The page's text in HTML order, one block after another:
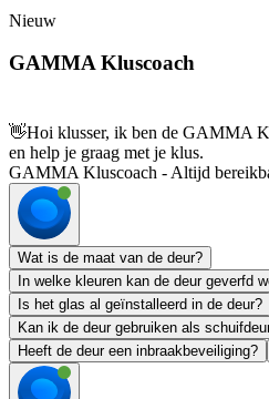
Nieuw
GAMMA Kluscoach
👋Hoi klusser, ik ben de GAMMA
en help je graag met je klus.
GAMMA Kluscoach - Altijd
Wat is de maat van de deur?
In welke kleuren kan de deur geverfd
Is het glas al geïnstalleerd in de deur?
Kan ik de deur gebruiken als
Heeft de deur een inbraakbeveiliging?